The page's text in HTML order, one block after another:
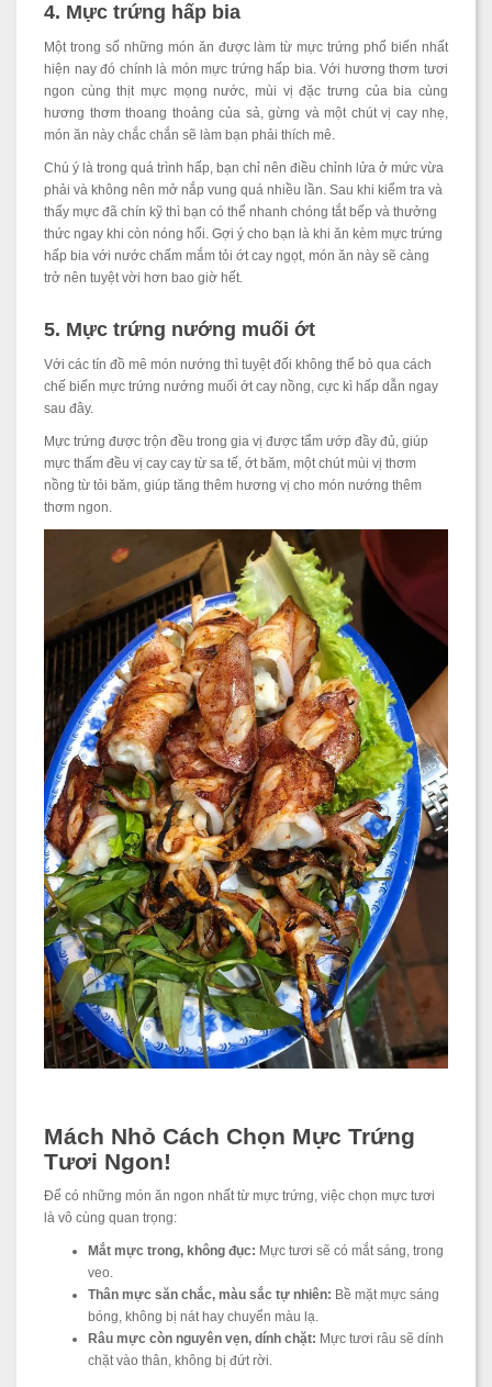
4. Mực trứng hấp bia
Một trong số những món ăn được làm từ mực trứng phổ biến nhất
hiện nay đó chính là món mực trứng hấp bia. Với hương thơm tươi
ngon cùng thịt mực mọng nước, mùi vị đặc trưng của bia cùng
hương thơm thoang thoảng của sả, gừng và một chút vị cay nhẹ,
món ăn này chắc chắn sẽ làm bạn phải thích mê.
Chú ý là trong quá trình hấp, bạn chỉ nên điều chỉnh lửa ở mức vừa
phải và không nên mở nắp vung quá nhiều lần. Sau khi kiểm tra và
thấy mực đã chín kỹ thì bạn có thể nhanh chóng tắt bếp và thưởng
thức ngay khi còn nóng hổi. Gợi ý cho bạn là khi ăn kèm mực trứng
hấp bia với nước chấm mắm tỏi ớt cay ngọt, món ăn này sẽ càng
trở nên tuyệt vời hơn bao giờ hết.
5. Mực trứng nướng muối ớt
Với các tín đồ mê món nướng thì tuyệt đối không thể bỏ qua cách
chế biến mực trứng nướng muối ớt cay nồng, cực kì hấp dẫn ngay
sau đây.
Mực trứng được trộn đều trong gia vị được tẩm ướp đầy đủ, giúp
mực thấm đều vị cay cay từ sa tế, ớt băm, một chút mùi vị thơm
nồng từ tỏi băm, giúp tăng thêm hương vị cho món nướng thêm
thơm ngon.
Mách Nhỏ Cách Chọn Mực Trứng
Tươi Ngon!
Để có những món ăn ngon nhất từ mực trứng, việc chọn mực tươi
là vô cùng quan trọng:
Mắt mực trong, không đục: Mực tươi sẽ có mắt sáng, trong
veo.
Thân mực săn chắc, màu sắc tự nhiên: Bề mặt mực sáng
bóng, không bị nát hay chuyển màu lạ.
Râu mực còn nguyên vẹn, dính chặt: Mực tươi râu sẽ dính
chặt vào thân, không bị đứt rời.